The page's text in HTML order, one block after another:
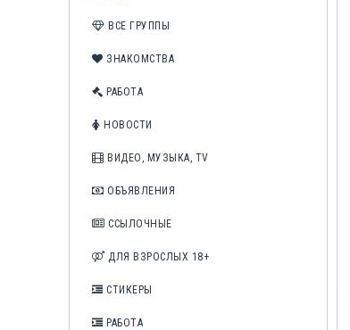
ВСЕ ГРУППЫ
ЗНАКОМСТВА
РАБОТА
НОВОСТИ
ВИДЕО, МУЗЫКА, TV
ОБЪЯВЛЕНИЯ
ССЫЛОЧНЫЕ
ДЛЯ ВЗРОСЛЫХ 18+
СТИКЕРЫ
РАБОТА